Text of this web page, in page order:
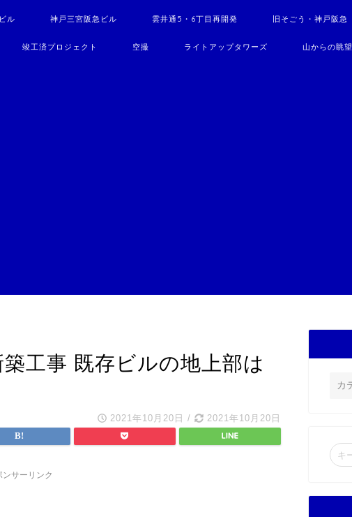
ル 神戸三宮阪急ビル 雲井通5・6丁目再開発 旧そごう・神戸阪急
竣工済プロジェクト 空撮 ライトアップタワーズ 山からの眺望
工事 既存ビルの地上部は
2021年10月20日 / 2021年10月20日
ンサーリンク